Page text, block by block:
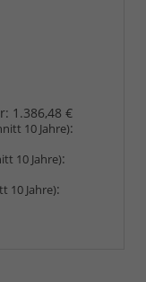
1.386,48 €
10 Jahre):
10 Jahre):
10 Jahre):